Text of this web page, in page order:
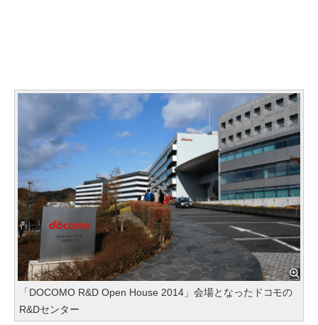
「DOCOMO R&D Open House 2014」会場となったドコモの
R&Dセンター